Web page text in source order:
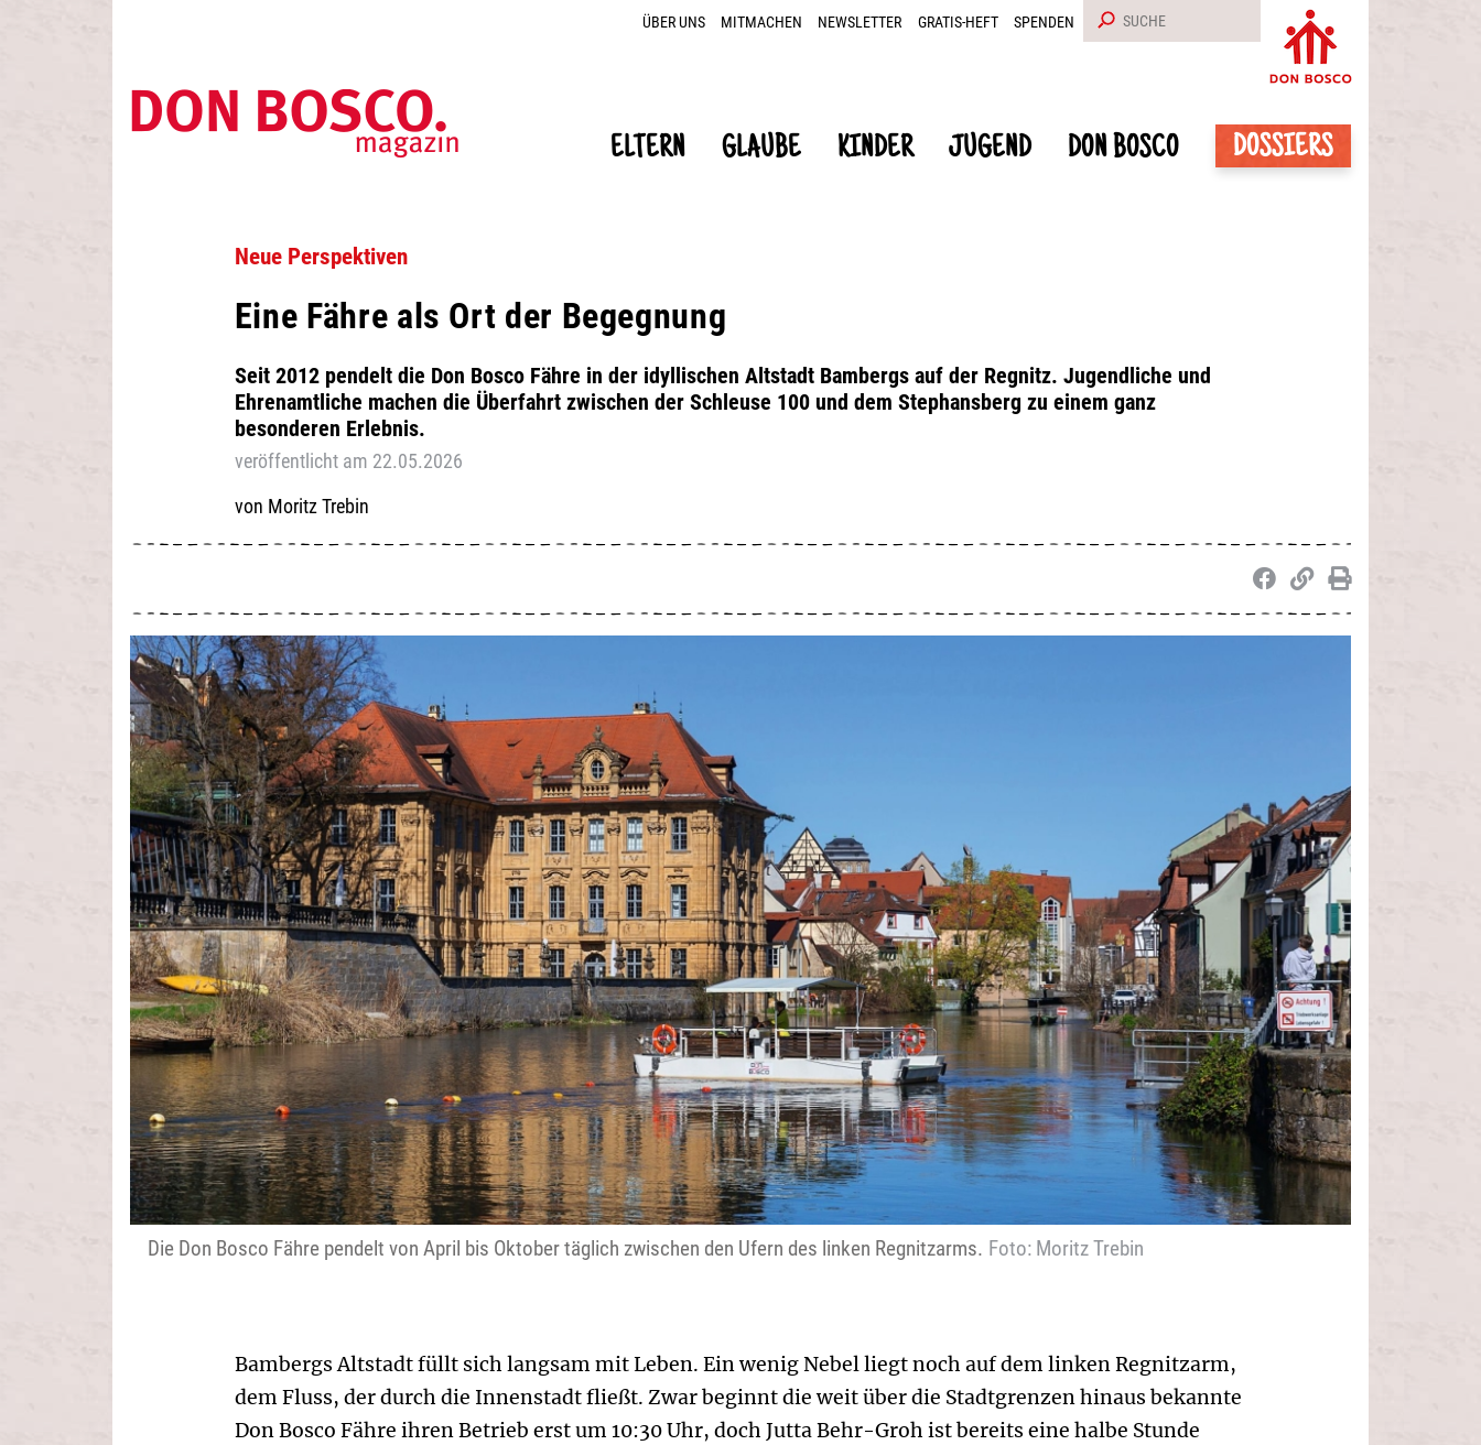
ÜBER UNS MITMACHEN NEWSLETTER GRATIS-HEFT SPENDEN
ELTERN GLAUBE KINDER JUGEND DON BOSCO DOSSIERS
Neue Perspektiven
Eine Fähre als Ort der Begegnung
Seit 2012 pendelt die Don Bosco Fähre in der idyllischen Altstadt Bambergs auf der Regnitz. Jugendliche und
Ehrenamtliche machen die Überfahrt zwischen der Schleuse 100 und dem Stephansberg zu einem ganz
besonderen Erlebnis.
veröffentlicht am 22.05.2026
Moritz Trebin
Die Don Bosco Fähre pendelt von April bis Oktober täglich zwischen den Ufern des linken Regnitzarms. Foto: Moritz Trebin
Bambergs Altstadt füllt sich langsam mit Leben. Ein wenig Nebel liegt noch auf dem linken Regnitzarm,
dem Fluss, der durch die Innenstadt fließt. Zwar beginnt die weit über die Stadtgrenzen hinaus bekannte
Don Bosco Fähre ihren Betrieb erst um 10:30 Uhr, doch Jutta Behr-Groh ist bereits eine halbe Stunde